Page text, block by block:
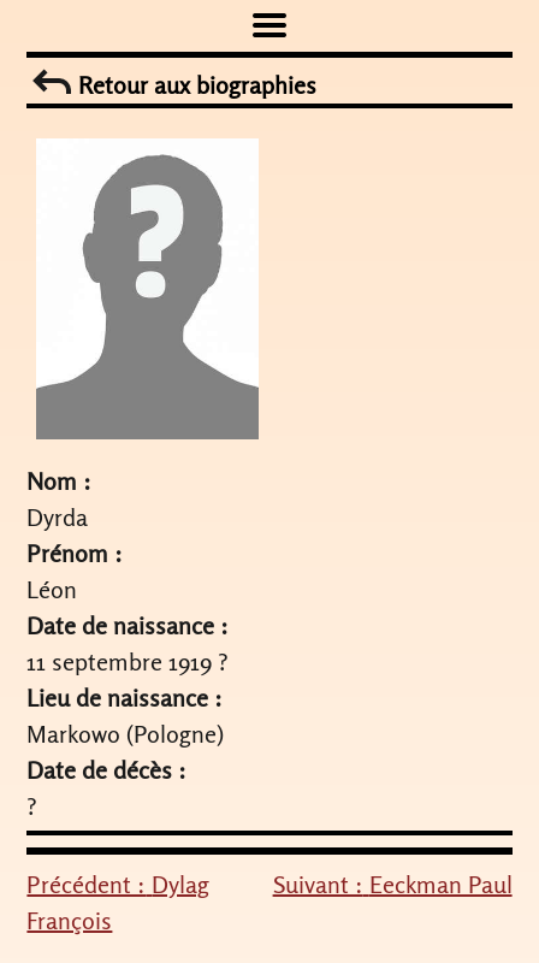
to
contentRetour aux biographies
Nom :
Dyrda
Prénom :
Léon
Date de naissance :
11 septembre 1919 ?
Lieu de naissance :
Markowo (Pologne)
Date de décès :
?
Navigation
de
Précédent : Dylag
François
Suivant : Eeckman Paul